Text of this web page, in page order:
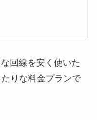
回線を安く使いた
りな料金プランで